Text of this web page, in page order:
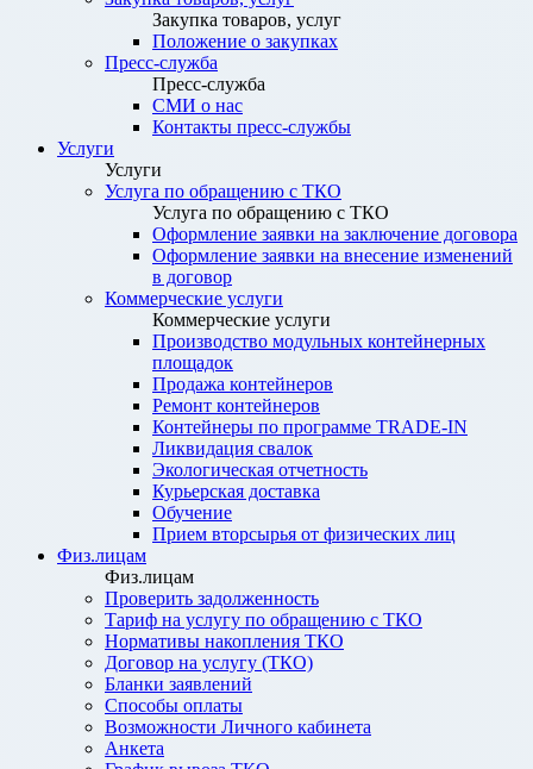
Закупка товаров, услуг
Положение о закупках
Пресс-служба
Пресс-служба
СМИ о нас
Контакты пресс-службы
Услуги
Услуги
Услуга по обращению с ТКО
Услуга по обращению с ТКО
Оформление заявки на заключение договора
Оформление заявки на внесение изменений
в договор
Коммерческие услуги
Коммерческие услуги
Производство модульных контейнерных
площадок
Продажа контейнеров
Ремонт контейнеров
Контейнеры по программе TRADE-IN
Ликвидация свалок
Экологическая отчетность
Курьерская доставка
Обучение
Прием вторсырья от физических лиц
Физ.лицам
Физ.лицам
Проверить задолженность
Тариф на услугу по обращению с ТКО
Нормативы накопления ТКО
Договор на услугу (ТКО)
Бланки заявлений
Способы оплаты
Возможности Личного кабинета
Анкета